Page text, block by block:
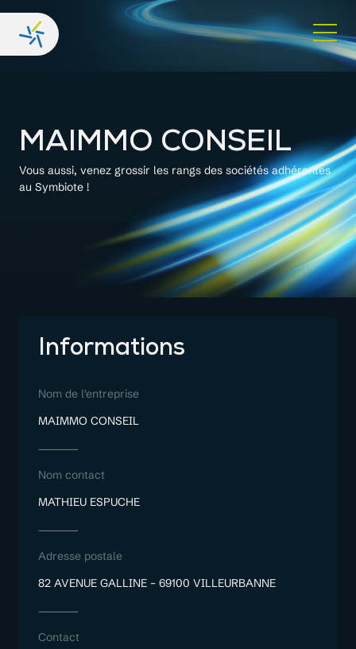
MAIMMO CONSEIL
Vous aussi, venez grossir les rangs des sociétés adhérentes
au Symbiote !
Informations
Nom de l'entreprise
MAIMMO CONSEIL
Nom contact
MATHIEU ESPUCHE
Adresse postale
82 AVENUE GALLINE – 69100 VILLEURBANNE
Contact